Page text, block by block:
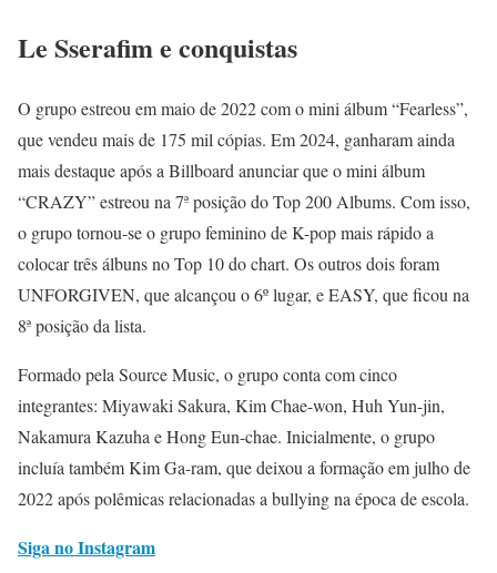
Le Sserafim e conquistas
O grupo estreou em maio de 2022 com o mini álbum “Fearless”,
que vendeu mais de 175 mil cópias. Em 2024, ganharam ainda
mais destaque após a Billboard anunciar que o mini álbum
“CRAZY” estreou na 7ª posição do Top 200 Albums. Com isso,
o grupo tornou-se o grupo feminino de K-pop mais rápido a
colocar três álbuns no Top 10 do chart. Os outros dois foram
UNFORGIVEN, que alcançou o 6º lugar, e EASY, que ficou na
8ª posição da lista.
Formado pela Source Music, o grupo conta com cinco
integrantes: Miyawaki Sakura, Kim Chae-won, Huh Yun-jin,
Nakamura Kazuha e Hong Eun-chae. Inicialmente, o grupo
incluía também Kim Ga-ram, que deixou a formação em julho de
2022 após polêmicas relacionadas a bullying na época de escola.
Siga no Instagram